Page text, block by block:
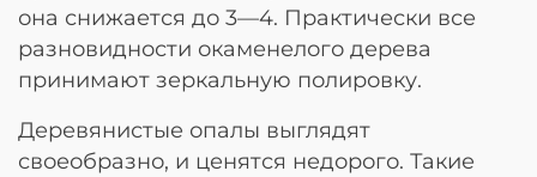
она снижается до 3—4. Практически все
разновидности окаменелого дерева
принимают зеркальную полировку.
Деревянистые опалы выглядят
своеобразно, и ценятся недорого. Такие